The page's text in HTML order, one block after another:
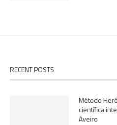
RECENT POSTS
Método
científica
Aveiro